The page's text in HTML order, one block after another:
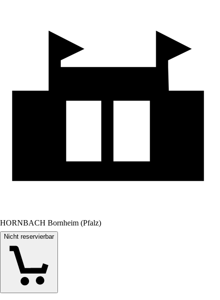
HORNBACH Bornheim (Pfalz)
Nicht reservierbar